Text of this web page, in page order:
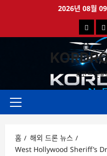
로
2026년 08월
국
내
드
론
뉴
해
외
드
#코드론#
주
홈
해외 드론 뉴스
West Hollywood Sheriff’s